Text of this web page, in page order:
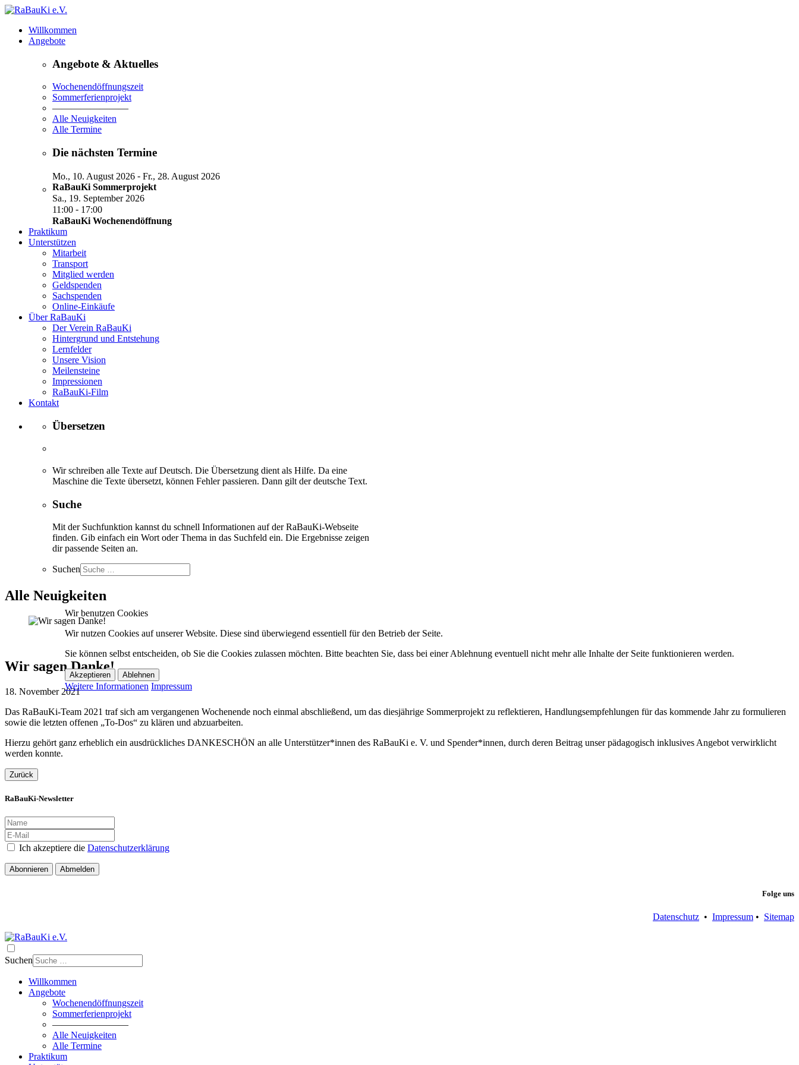
Willkommen
Angebote
Angebote & Aktuelles
Wochenendöffnungszeit
Sommerferienprojekt
————————
Alle Neuigkeiten
Alle Termine
Die nächsten Termine
Mo., 10. August 2026 - Fr., 28. August 2026
RaBauKi Sommerprojekt
Sa., 19. September 2026
11:00 - 17:00
RaBauKi Wochenendöffnung
Praktikum
Unterstützen
Mitarbeit
Transport
Mitglied werden
Geldspenden
Sachspenden
Online-Einkäufe
Über RaBauKi
Der Verein RaBauKi
Hintergrund und Entstehung
Lernfelder
Unsere Vision
Meilensteine
Impressionen
RaBauKi-Film
Kontakt
Übersetzen
Wir schreiben alle Texte auf Deutsch. Die Übersetzung dient als Hilfe. Da eine
Maschine die Texte übersetzt, können Fehler passieren. Dann gilt der deutsche Text.
Suche
Mit der Suchfunktion kannst du schnell Informationen auf der RaBauKi-Webseite
finden. Gib einfach ein Wort oder Thema in das Suchfeld ein. Die Ergebnisse zeigen
dir passende Seiten an.
Suchen
Alle Neuigkeiten
Wir sagen Danke!
18. November 2021
Das RaBauKi-Team 2021 traf sich am vergangenen Wochenende noch einmal abschließend, um das diesjährige Sommerprojekt zu reflektieren, Handlungsempfehlungen für das kommende Jahr zu formulieren
sowie die letzten offenen „To-Dos“ zu klären und abzuarbeiten.
Hierzu gehört ganz erheblich ein ausdrückliches DANKESCHÖN an alle Unterstützer*innen des RaBauKi e. V. und Spender*innen, durch deren Beitrag unser pädagogisch inklusives Angebot verwirklicht
werden konnte.
Zurück
RaBauKi-Newsletter
Ich akzeptiere die Datenschutzerklärung
Abonnieren Abmelden
Folge uns
Datenschutz • Impressum • Sitemap
Suchen
Willkommen
Angebote
Wochenendöffnungszeit
Sommerferienprojekt
————————
Alle Neuigkeiten
Alle Termine
Praktikum
Wir benutzen Cookies
Wir nutzen Cookies auf unserer Website. Diese sind überwiegend essentiell für den Betrieb der Seite.
Sie können selbst entscheiden, ob Sie die Cookies zulassen möchten. Bitte beachten Sie, dass bei einer Ablehnung eventuell nicht mehr alle Inhalte der Seite funktionieren werden.
Akzeptieren Ablehnen
Weitere Informationen Impressum